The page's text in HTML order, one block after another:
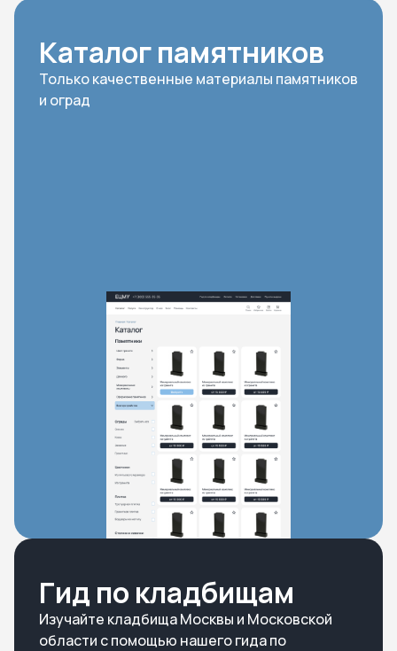
Каталог памятников
Только качественные материалы памятников
и оград
Гид по кладбищам
Изучайте кладбища Москвы и Московской
области с помощью нашего гида по